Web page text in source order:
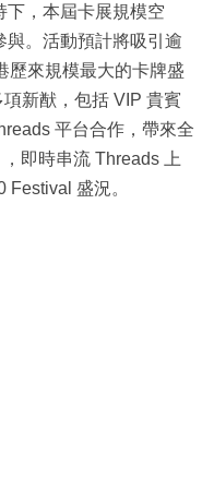
下，本屆卡展規模空
與。活動預計將吸引逾
歷來規模最大的卡牌盛
新猷，包括 VIP 貴賓
平台合作，帶來全
即時串流 Threads 上
盛況。